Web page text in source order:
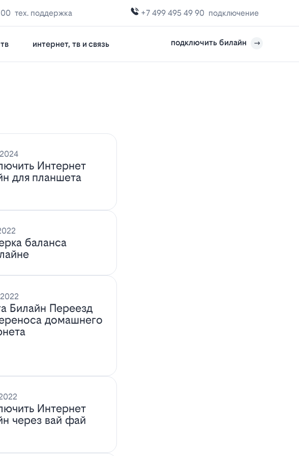
тех. поддержка +7 499 495 49 90 подключение
интернет, тв и связь подключить билайн
Интернет
для планшета
баланса
Билайн Переезд
домашнего
Интернет
через вай фай